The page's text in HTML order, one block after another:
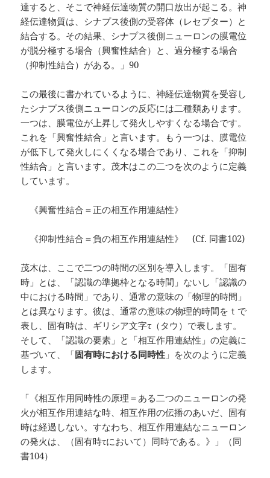
達すると、そこで神経伝達物質の開口放出が起こる。神
経伝達物質は、シナプス後側の受容体（レセプター）と
結合する。その結果、シナプス後側ニューロンの膜電位
が脱分極する場合（興奮性結合）と、過分極する場合
（抑制性結合）がある。」90
この最後に書かれているように、神経伝達物質を受容し
たシナプス後側ニューロンの反応には二種類あります。
一つは、膜電位が上昇して発火しやすくなる場合です。
これを「興奮性結合」と言います。もう一つは、膜電位
が低下して発火しにくくなる場合であり、これを「抑制
性結合」と言います。茂木はこの二つを次のように定義
しています。
《興奮性結合＝正の相互作用連結性》
《抑制性結合＝負の相互作用連結性》 (Cf. 同書102)
茂木は、ここで二つの時間の区別を導入します。「固有
時」とは、「認識の準拠枠となる時間」ないし「認識の
中における時間」であり、通常の意味の「物理的時間」
とは異なります。彼は、通常の意味の物理的時間をｔで
表し、固有時は、ギリシア文字τ（タウ）で表します。
そして、「認識の要素」と「相互作用連結性」の定義に
基づいて、「固有時における同時性 」を次のように定義
します。
「《相互作用同時性の原理＝ある二つのニューロンの発
火が相互作用連結な時、相互作用の伝播のあいだ、固有
時は経過しない。すなわち、相互作用連結なニューロン
の発火は、（固有時τにおいて）同時である。》」（同
書104）